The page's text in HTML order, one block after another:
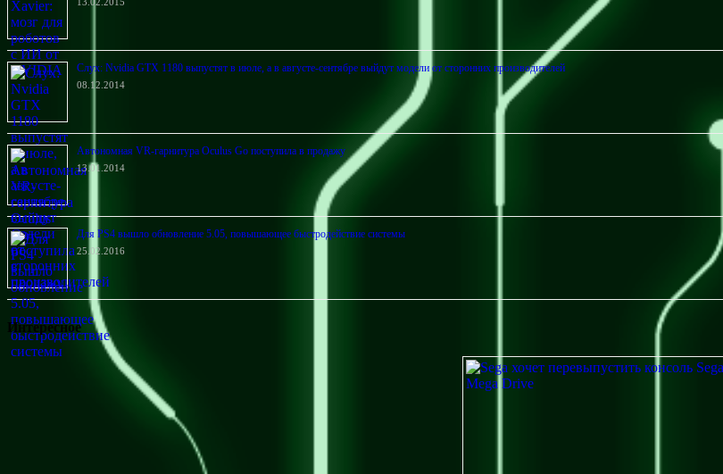
13.02.2015
Слух: Nvidia GTX 1180 выпустят в июле, а в августе-сентябре выйдут модели от сторонних производителей
08.12.2014
Автономная VR-гарнитура Oculus Go поступила в продажу
13.01.2014
Для PS4 вышло обновление 5.05, повышающее быстродействие системы
25.02.2016
Интересное